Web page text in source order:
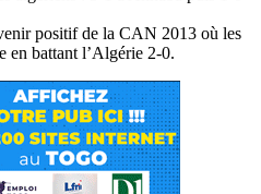
positif de la CAN 2013 où les
en battant l’Algérie 2-0.